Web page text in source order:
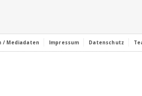
/ Mediadaten Impressum Datenschutz